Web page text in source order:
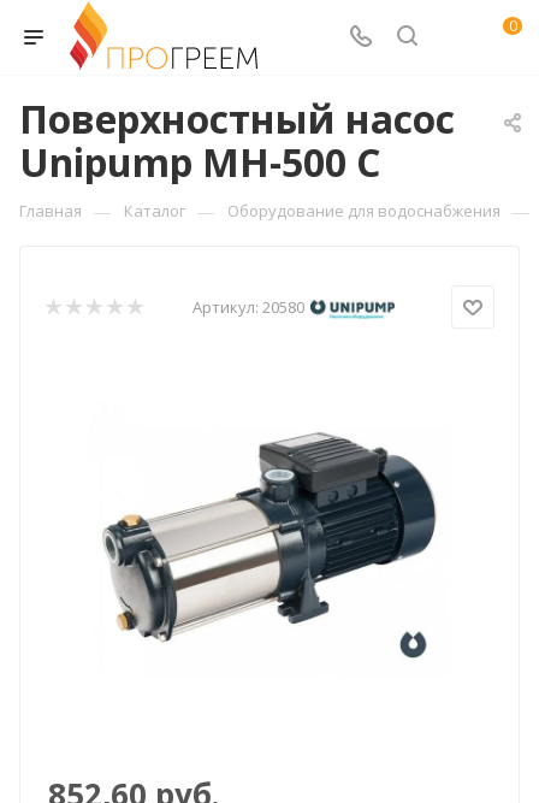
0
Поверхностный насос
Unipump МН-500 С
Главная — Каталог — Оборудование для водоснабжения —
Артикул: 20580